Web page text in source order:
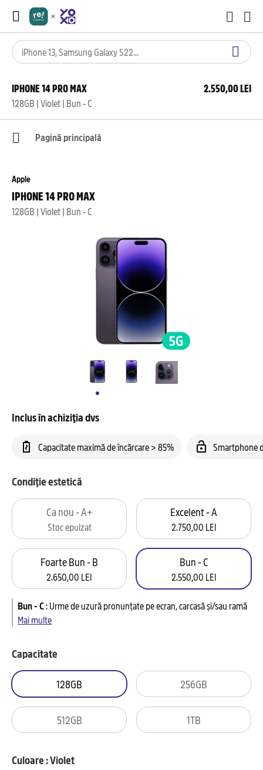
IPHONE 14 PRO MAX
128GB | Violet | Bun - C
2.550,00 LEI
Pagină principală
Apple
IPHONE 14 PRO MAX
128GB | Violet | Bun - C
Inclus în achiziția dvs
Capacitate maximă de încărcare > 85% Smartphone
Condiție estetică
Ca nou - A+
Stoc epuizat
Excelent - A
2.750,00 LEI
Foarte Bun - B
2.650,00 LEI
Bun - C
2.550,00 LEI
Bun - C:Urme de uzură pronunțate pe ecran, carcasă și/sau ramă
Mai multe
Capacitate
128GB 256GB
512GB 1TB
Culoare : Violet